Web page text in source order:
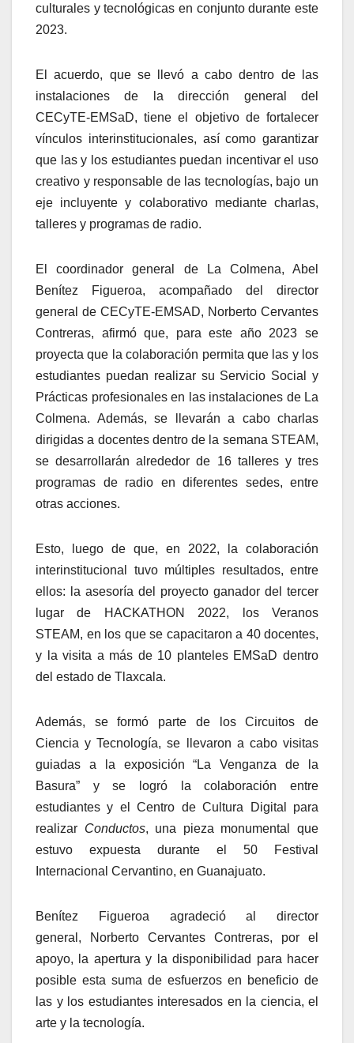
culturales y tecnológicas en conjunto durante este
2023.
El acuerdo, que se llevó a cabo dentro de las
instalaciones de la dirección general del
CECyTE-EMSaD, tiene el objetivo de fortalecer
vínculos interinstitucionales, así como garantizar
que las y los estudiantes puedan incentivar el uso
creativo y responsable de las tecnologías, bajo un
eje incluyente y colaborativo mediante charlas,
talleres y programas de radio.
El coordinador general de La Colmena, Abel
Benítez Figueroa, acompañado del director
general de CECyTE-EMSAD, Norberto Cervantes
Contreras, afirmó que, para este año 2023 se
proyecta que la colaboración permita que las y los
estudiantes puedan realizar su Servicio Social y
Prácticas profesionales en las instalaciones de La
Colmena. Además, se llevarán a cabo charlas
dirigidas a docentes dentro de la semana STEAM,
se desarrollarán alrededor de 16 talleres y tres
programas de radio en diferentes sedes, entre
otras acciones.
Esto, luego de que, en 2022, la colaboración
interinstitucional tuvo múltiples resultados, entre
ellos: la asesoría del proyecto ganador del tercer
lugar de HACKATHON 2022, los Veranos
STEAM, en los que se capacitaron a 40 docentes,
y la visita a más de 10 planteles EMSaD dentro
del estado de Tlaxcala.
Además, se formó parte de los Circuitos de
Ciencia y Tecnología, se llevaron a cabo visitas
guiadas a la exposición “La Venganza de la
Basura” y se logró la colaboración entre
estudiantes y el Centro de Cultura Digital para
realizar Conductos, una pieza monumental que
estuvo expuesta durante el 50 Festival
Internacional Cervantino, en Guanajuato.
Benítez Figueroa agradeció al director
general, Norberto Cervantes Contreras, por el
apoyo, la apertura y la disponibilidad para hacer
posible esta suma de esfuerzos en beneficio de
las y los estudiantes interesados en la ciencia, el
arte y la tecnología.